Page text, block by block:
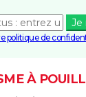
1999 29/12/
Je
politique de
À